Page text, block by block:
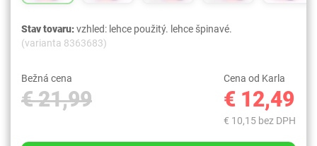
Stav tovaru:vzhled: lehce použitý. lehce špinavé.
(varianta 8363683)
Bežná cena
€ 21,99
Cena od Karla
€ 12,49
€ 10,15 bez DPH